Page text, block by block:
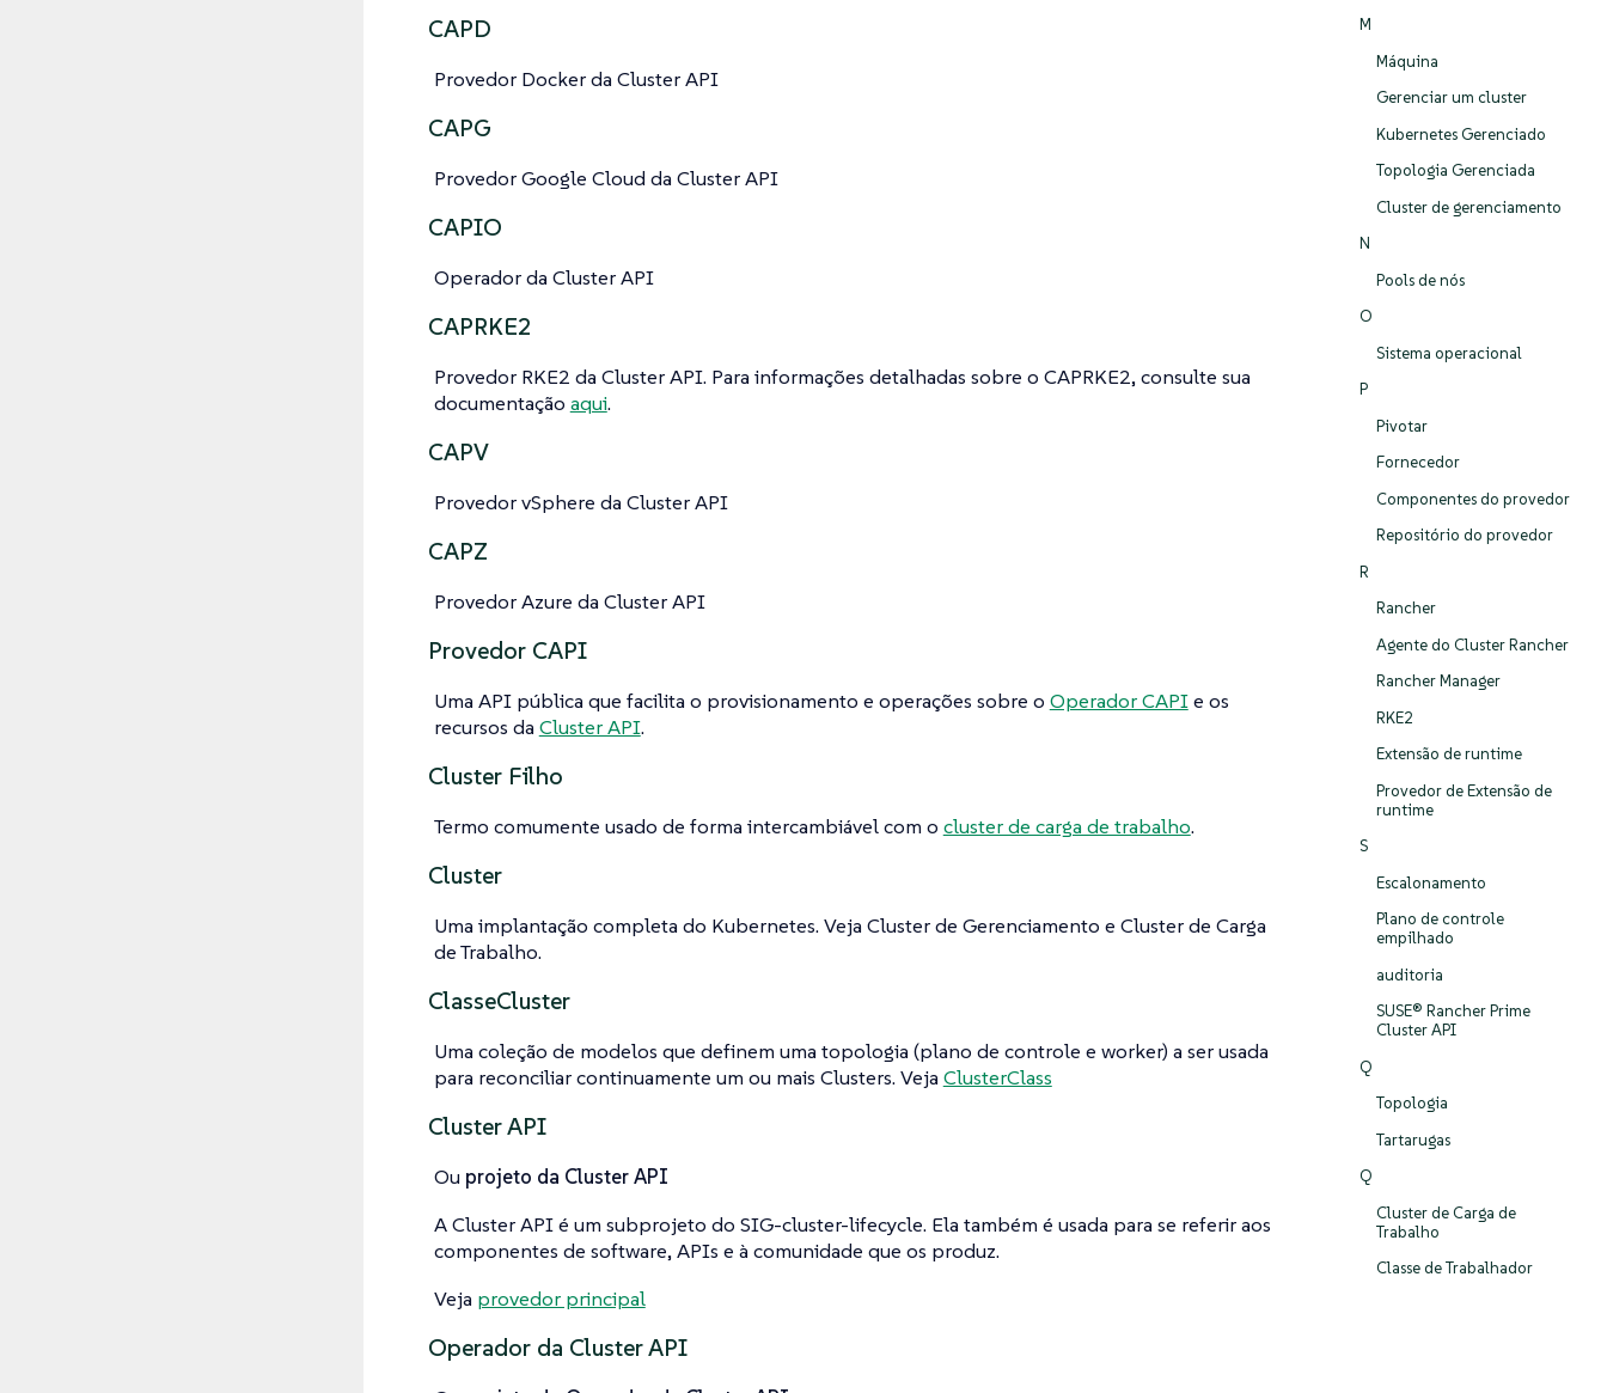
M
Máquina
Gerenciar um cluster
Kubernetes Gerenciado
Topologia Gerenciada
Cluster de gerenciamento
N
Pools de nós
O
Sistema operacional
P
Pivotar
Fornecedor
Componentes do provedor
Repositório do provedor
R
Rancher
Agente do Cluster Rancher
Rancher Manager
RKE2
Extensão de runtime
Provedor de Extensão de
runtime
S
Escalonamento
Plano de controle
empilhado
auditoria
SUSE® Rancher Prime
Cluster API
Q
Topologia
Tartarugas
Q
Cluster de Carga de
Trabalho
Classe de Trabalhador
CAPD
Provedor Docker da Cluster API
CAPG
Provedor Google Cloud da Cluster API
CAPIO
Operador da Cluster API
CAPRKE2
Provedor RKE2 da Cluster API. Para informações detalhadas sobre o CAPRKE2, consulte sua
documentação aqui.
CAPV
Provedor vSphere da Cluster API
CAPZ
Provedor Azure da Cluster API
Provedor CAPI
Uma API pública que facilita o provisionamento e operações sobre o Operador CAPIe os
recursos da Cluster API.
Cluster Filho
Termo comumente usado de forma intercambiável com o cluster de carga de trabalho.
Cluster
Uma implantação completa do Kubernetes. Veja Cluster de Gerenciamento e Cluster de Carga
de Trabalho.
ClasseCluster
Uma coleção de modelos que definem uma topologia (plano de controle e worker) a ser usada
para reconciliar continuamente um ou mais Clusters. Veja ClusterClass
Cluster API
Ou projeto da Cluster API
A Cluster API é um subprojeto do SIG-cluster-lifecycle. Ela também é usada para se referir aos
componentes de software, APIs e à comunidade que os produz.
Veja provedor principal
Operador da Cluster API